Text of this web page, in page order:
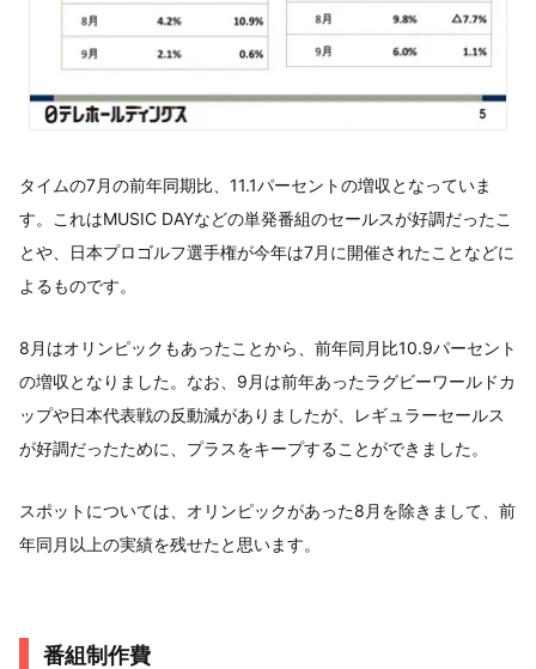
タイムの7月の前年同期比、11.1パーセントの増収となっていま
す。これはMUSIC DAYなどの単発番組のセールスが好調だったこ
とや、日本プロゴルフ選手権が今年は7月に開催されたことなどに
よるものです。
8月はオリンピックもあったことから、前年同月比10.9パーセント
の増収となりました。なお、9月は前年あったラグビーワールドカ
ップや日本代表戦の反動減がありましたが、レギュラーセールス
が好調だったために、プラスをキープすることができました。
スポットについては、オリンピックがあった8月を除きまして、前
年同月以上の実績を残せたと思います。
番組制作費